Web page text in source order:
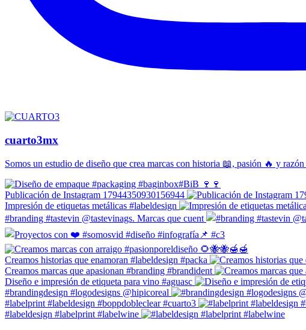
cuarto3mx
Somos un estudio de diseño que crea marcas con historia 📖, pasión 🔥 y
Publicación de Instagram 17944350930156944
Impresión de etiquetas metálicas #labeldesign
#branding #tastevin @tastevinags. Marcas que cuent
Creamos historias que enamoran #labeldesign #packa
Creamos marcas que apasionan #branding #brandident
Diseño e impresión de etiqueta para vino #aguasc
#brandingdesign #logodesigns @hipicoreal
#labelprint #labeldesign #boppdobleclear #cuarto3
#labeldesign #labelprint #labelwine